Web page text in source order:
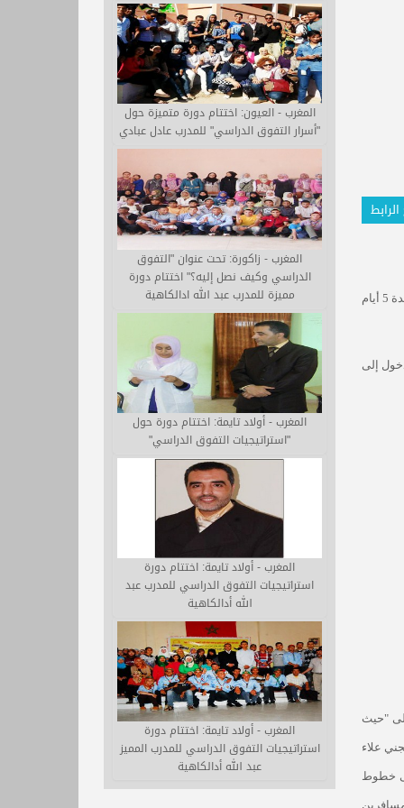
في 3 – 5- 2012 في دمشق ولقد استمرت هذه الرحلة لمدة 5 أيام
إلى
خطوط الطيران السريع الرحلة رقم 777 المتوجهة إلى "حيث
إلى الجني علاء
خطوط
المغرب - العيون: اختتام دورة متميزة حول
"أسرار التفوق الدراسي" للمدرب عادل عبادي
المغرب - زاكورة: تحت عنوان "التفوق
الدراسي وكيف نصل إليه؟" اختتام دورة
مميزة للمدرب عبد الله ادالكاهية
المغرب - أولاد تايمة: اختتام دورة حول
"استراتيجيات التفوق الدراسي"
المغرب - أولاد تايمة: اختتام دورة
استراتيجيات التفوق الدراسي للمدرب عبد
الله أدالكاهية
المغرب - أولاد تايمة: اختتام دورة
استراتيجيات التفوق الدراسي للمدرب المميز
عبد الله أدالكاهية